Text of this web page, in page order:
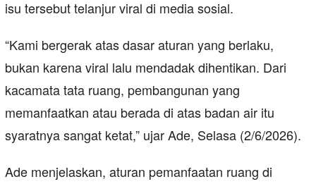
isu tersebut telanjur viral di media sosial.
“Kami bergerak atas dasar aturan yang berlaku,
bukan karena viral lalu mendadak dihentikan. Dari
kacamata tata ruang, pembangunan yang
memanfaatkan atau berada di atas badan air itu
syaratnya sangat ketat,” ujar Ade, Selasa (2/6/2026).
Ade menjelaskan, aturan pemanfaatan ruang di